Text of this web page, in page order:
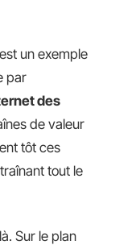
un exemple
par
des
de valeur
tôt ces
tout le
Sur le plan